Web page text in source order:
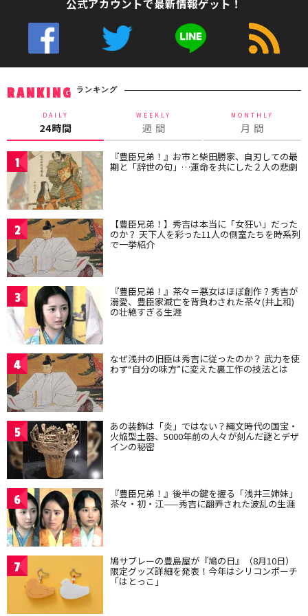
公式アカウントで最新情報ゲット！
RANKING ランキング
DAILY
24時間
WEEKLY
週 間
MONTHLY
月 間
1 『豊臣兄弟！』お市と柴田勝家、自刃しての最
期と「辞世の句」…運命を共にした２人の悲劇
2 【豊臣兄弟！】秀吉は本当に「女狂い」だった
のか？ 天下人を彩った11人の側室たちを時系列
で一挙紹介
3 『豊臣兄弟！』茶々＝悪女はほぼ創作？秀吉が
溺愛、豊臣家滅亡を背負わされた茶々(井上和)
の壮絶すぎる生涯
4 なぜ浅井の旧臣は秀吉に従ったのか？ 武力を使
わず“自分の味方”に変えた裏工作の技法とは
5 あの装飾は「炎」ではない？縄文時代の国宝・
火焔型土器、5000年前の人々が刻んだ謎とデザ
インの秘密
6 『豊臣兄弟！』後半の鍵を握る「浅井三姉妹」
茶々・初・江——秀吉に翻弄された波乱の生涯
7 鳩サブレーの豊島屋が『鳩の日』（8月10日）
限定グッズ詳細を発表！今年はシリコンポーチ
「はとっこ」